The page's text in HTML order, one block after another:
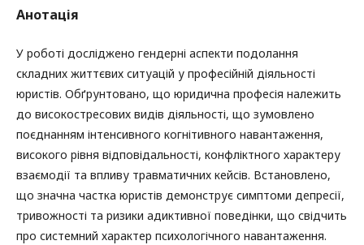
Анотація
У роботі досліджено гендерні аспекти подолання
складних життєвих ситуацій у професійній діяльності
юристів. Обґрунтовано, що юридична професія належить
до високостресових видів діяльності, що зумовлено
поєднанням інтенсивного когнітивного навантаження,
високого рівня відповідальності, конфліктного характеру
взаємодії та впливу травматичних кейсів. Встановлено,
що значна частка юристів демонструє симптоми депресії,
тривожності та ризики адиктивної поведінки, що свідчить
про системний характер психологічного навантаження.